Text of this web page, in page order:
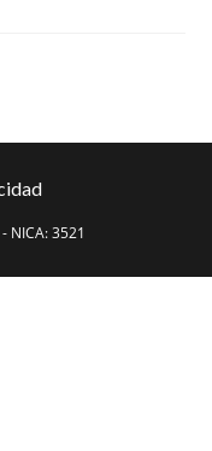
NICA: 3521